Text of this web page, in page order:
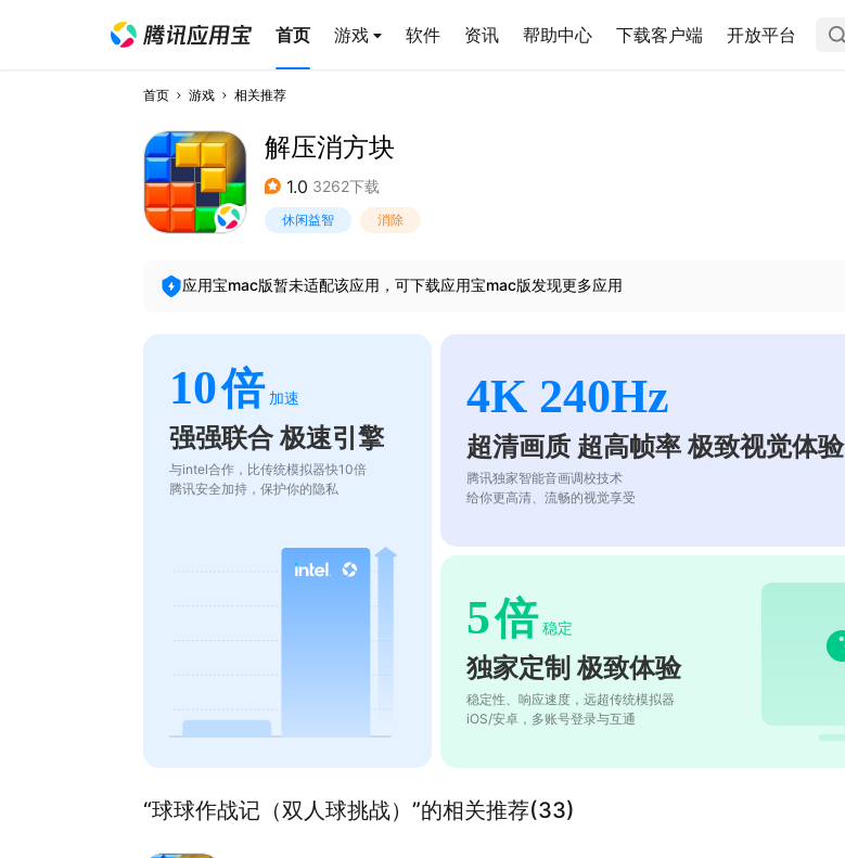
首页 游戏 软件 资讯 帮助中心 下载客户端 开放平台
首页 游戏 相关推荐
解压消方块
1.0 3262下载
休闲益智 消除
应用宝mac版暂未适配该应用，可下载应用宝mac版发现更多应用
10倍 加速
强强联合 极速引擎
与intel合作，比传统模拟器快10倍
腾讯安全加持，保护你的隐私
4K 240Hz
超清画质 超高帧率 极致视觉体验
腾讯独家智能音画调校技术
给你更高清、流畅的视觉享受
5倍 稳定
独家定制 极致体验
稳定性、响应速度，远超传统模拟器
iOS/安卓，多账号登录与互通
“球球作战记（双人球挑战）”的相关推荐(33)